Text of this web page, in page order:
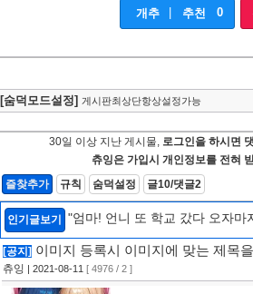
개추 추천 0
[숨덕모드설정] 게시판최상단항상설정가능
30일 이상 지난 게시물, 로그인을 하시면
츄잉은 가입시 개인정보를 전혀
즐찾추가
규칙 숨덕설정 글10/댓글2
인기글보기 "엄마! 언니 또 학교 갔다 오자마
[공지] 이미지 등록시 이미지에 맞는 제목
츄잉 | 2021-08-11 [ 4976 / 2 ]